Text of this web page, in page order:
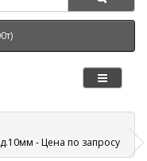
- Цена по запросу